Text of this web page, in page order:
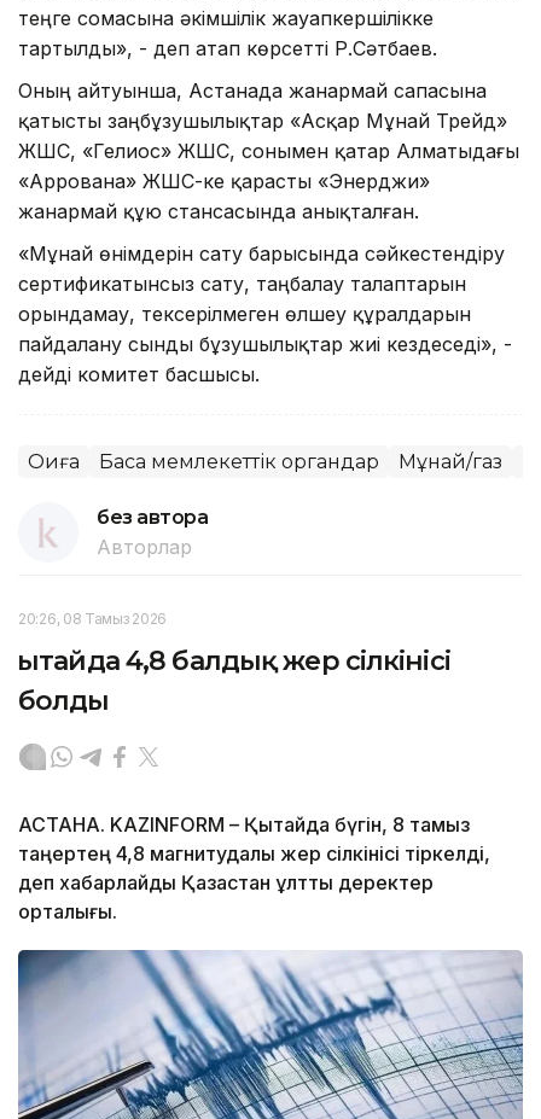
теңге сомасына әкімшілік жауапкершілікке
тартылды», - деп атап көрсетті Р.Сәтбаев.
Оның айтуынша, Астанада жанармай сапасына
қатысты заңбұзушылықтар «Асқар Мұнай Трейд»
ЖШС, «Гелиос» ЖШС, сонымен қатар Алматыдағы
«Аррована» ЖШС-ке қарасты «Энерджи»
жанармай құю стансасында анықталған.
«Мұнай өнімдерін сату барысында сәйкестендіру
сертификатынсыз сату, таңбалау талаптарын
орындамау, тексерілмеген өлшеу құралдарын
пайдалану сынды бұзушылықтар жиі кездеседі», -
дейді комитет басшысы.
Оқиға Басқа мемлекеттік органдар Мұнай/газ
без автора
Авторлар
20:26, 08 Тамыз 2026
Қытайда 4,8 балдық жер сілкінісі
болды
АСТАНА. KAZINFORM – Қытайда бүгін, 8 тамыз
таңертең 4,8 магнитудалы жер сілкінісі тіркелді,
деп хабарлайды Қазақстан ұлттық деректер
орталығы.